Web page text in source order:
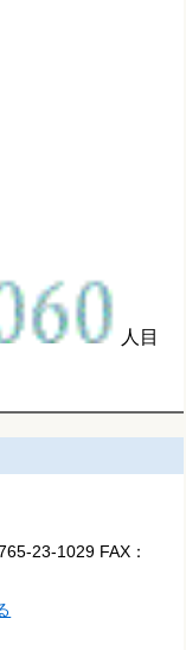
人目
23-1029 FAX：